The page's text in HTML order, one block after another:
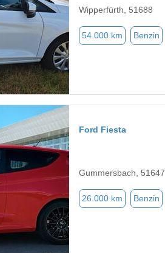
Wipperfürth, 51688
54.000 km Benzin
Ford Fiesta
Gummersbach, 51647
26.000 km Benzin